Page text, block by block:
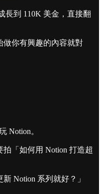
長到 110K 美金，直接翻
做你有興趣的內容就對
Notion。
「如何用 Notion 打造超
Notion 系列就好？」